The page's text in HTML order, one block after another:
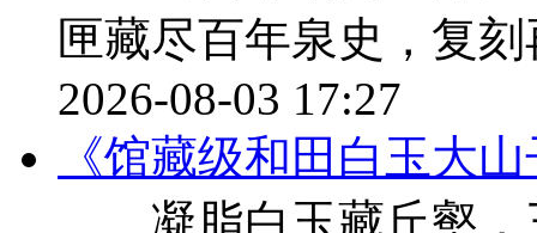
匣藏尽百年泉史，复
2026-08-03 17:27
《馆藏级和田白玉大
凝脂白玉藏丘壑，